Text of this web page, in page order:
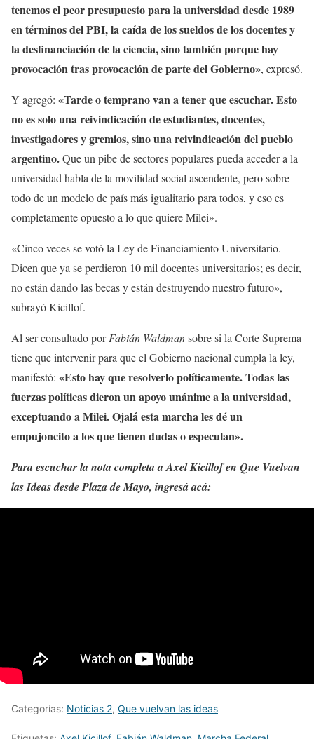
tenemos el peor presupuesto para la universidad desde 1989
en términos del PBI, la caída de los sueldos de los docentes y
la desfinanciación de la ciencia, sino también porque hay
provocación tras provocación de parte del Gobierno», expresó.
Y agregó: «Tarde o temprano van a tener que escuchar. Esto
no es solo una reivindicación de estudiantes, docentes,
investigadores y gremios, sino una reivindicación del pueblo
argentino.Que un pibe de sectores populares pueda acceder a la
universidad habla de la movilidad social ascendente, pero sobre
todo de un modelo de país más igualitario para todos, y eso es
completamente opuesto a lo que quiere Milei».
«Cinco veces se votó la Ley de Financiamiento Universitario.
Dicen que ya se perdieron 10 mil docentes universitarios; es decir,
no están dando las becas y están destruyendo nuestro futuro»,
subrayó Kicillof.
Al ser consultado porFabián Waldmansobre si la Corte Suprema
tiene que intervenir para que el Gobierno nacional cumpla la ley,
manifestó: «Esto hay que resolverlo políticamente. Todas las
fuerzas políticas dieron un apoyo unánime a la universidad,
exceptuando a Milei. Ojalá esta marcha les dé un
empujoncito a los que tienen dudas o especulan».
Para escuchar la nota completa a Axel Kicillof en Que Vuelvan
las Ideas desde Plaza de Mayo, ingresá acá:
Categorías: Noticias 2, Que vuelvan las ideas